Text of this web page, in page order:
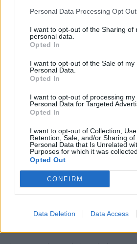
Personal Data Processing Opt
I want to opt-out of the Sharing of
personal data.
Opted In
I want to opt-out of the Sale of my
Personal Data.
Opted In
I want to opt-out of processing my
Personal Data for Targeted
Opted In
I want to opt-out of Collection, Use,
Retention, Sale, and/or Sharing of
Personal Data that Is Unrelated
Purposes for which it was collected.
Opted Out
CONFIRM
Data Deletion Data Access
„Žalgirio“ pasisvečiavimas
„Fenerbahce“ gali
kitokį veidą
Stambulo klubas turėdamas
žygiuoja 2-oje vietoje, o
pergalių užima 11-ąją vietą.
portale.